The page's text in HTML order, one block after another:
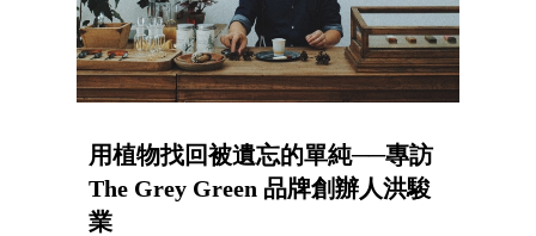
用植物找回被遺忘的單純──專訪
The Grey Green 品牌創辦人洪駿
業